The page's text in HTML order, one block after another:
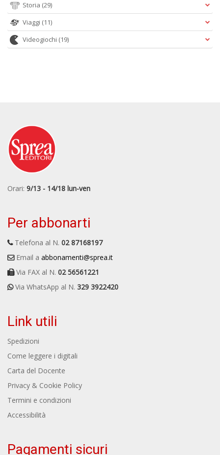
Storia (29)
Viaggi (11)
Videogiochi (19)
Orari: 9/13 - 14/18 lun-ven
Per abbonarti
Telefona al N. 02 87168197
Email a abbonamenti@sprea.it
Via FAX al N. 02 56561221
Via WhatsApp al N. 329 3922420
Link utili
Spedizioni
Come leggere i digitali
Carta del Docente
Privacy & Cookie Policy
Termini e condizioni
Accessibilità
Pagamenti sicuri